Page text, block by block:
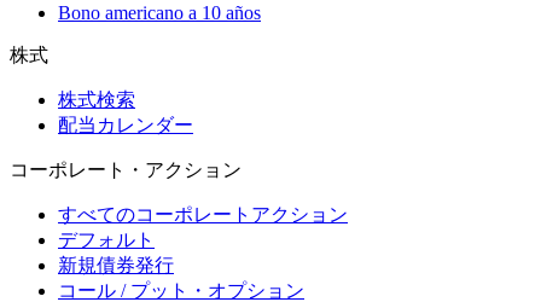
Bono americano a 10 años
株式
株式検索
配当カレンダー
コーポレート・アクション
すべてのコーポレートアクション
デフォルト
新規債券発行
コール / プット・オプション